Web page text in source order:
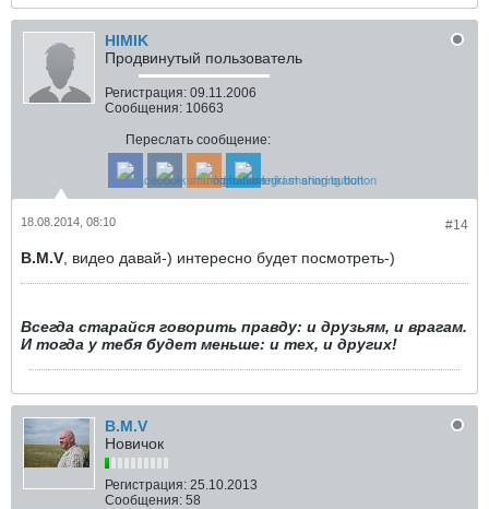
HIMIK
Продвинутый пользователь
Регистрация: 09.11.2006
Сообщения: 10663
Переслать сообщение:
#14
18.08.2014, 08:10
B.M.V , видео давай-) интересно будет посмотреть-)
Всегда старайся говорить правду: и друзьям, и врагам.
И тогда у тебя будет меньше: и тех, и других!
B.M.V
Новичок
Регистрация: 25.10.2013
Сообщения: 58